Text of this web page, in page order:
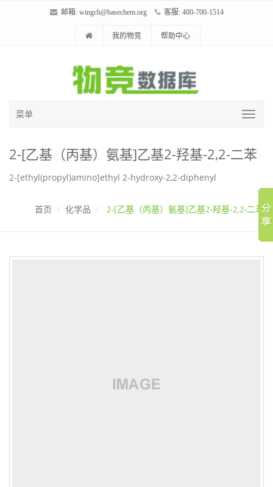
邮箱: wingch@basechem.org 客服: 400-700-1514
我的物竞 帮助中心
菜单
2-[乙基（丙基）氨基]乙基2-羟基-2,2-二苯
2-[ethyl(propyl)amino]ethyl 2-hydroxy-2,2-diphenyl
首页 化学品 2-[乙基（丙基）氨基]乙基2-羟基-2,2-二苯